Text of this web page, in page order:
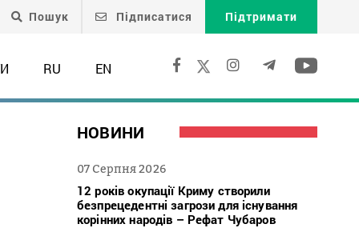
Пошук Підписатися Підтримати
RU EN
НОВИНИ
07 Серпня 2026
12 років окупації Криму створили
безпрецедентні загрози для існування
корінних народів – Рефат Чубаров